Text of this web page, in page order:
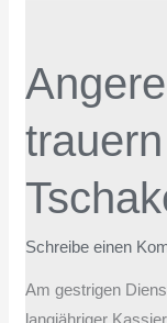
Schreibe einen
Am gestrigen
langjähriger
trauern
um
Herbert
Tschakert
sen.